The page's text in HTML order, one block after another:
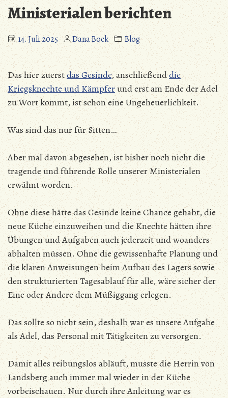
Ministerialen berichten
14. Juli 2025 Dana Bock Blog
Das hier zuerstdas Gesinde, anschließenddie
Kriegsknechte und Kämpferund erst am Ende der Adel
zu Wort kommt, ist schon eine Ungeheuerlichkeit.
Was sind das nur für Sitten…
Aber mal davon abgesehen, ist bisher noch nicht die
tragende und führende Rolle unserer Ministerialen
erwähnt worden.
Ohne diese hätte das Gesinde keine Chance gehabt, die
neue Küche einzuweihen und die Knechte hätten ihre
Übungen und Aufgaben auch jederzeit und woanders
abhalten müssen. Ohne die gewissenhafte Planung und
die klaren Anweisungen beim Aufbau des Lagers sowie
den strukturierten Tagesablauf für alle, wäre sicher der
Eine oder Andere dem Müßiggang erlegen.
Das sollte so nicht sein, deshalb war es unsere Aufgabe
als Adel, das Personal mit Tätigkeiten zu versorgen.
Damit alles reibungslos abläuft, musste die Herrin von
Landsberg auch immer mal wieder in der Küche
vorbeischauen. Nur durch ihre Anleitung war es